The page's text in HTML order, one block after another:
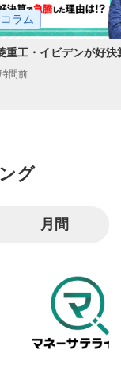
置をクリック
。
す。
クすると元
コラム
間前
グ
月間